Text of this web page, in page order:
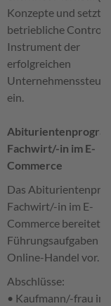
Konzepte und setzt
betriebliche
Instrument der
erfolgreichen
ein.
Fachwirt/-in im E-
Commerce
Das
Fachwirt/-in im E-
Commerce bereitet
Führungsaufgaben
Online-Handel vor.
Abschlüsse:
• Kaufmann/-frau im